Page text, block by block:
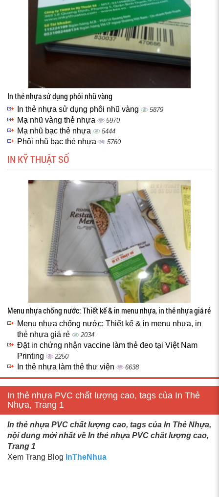
In thẻ nhựa sử dụng phôi nhũ vàng
In thẻ nhựa sử dụng phôi nhũ vàng 5879
Mạ nhũ vàng thẻ nhựa 5970
Mạ nhũ bạc thẻ nhựa 5444
Phôi nhũ bạc thẻ nhựa 5760
IN KỸ THUẬT SỐ
Menu nhựa chống nước: Thiết kế & in menu nhựa, in thẻ nhựa giá rẻ
Menu nhựa chống nước: Thiết kế & in menu nhựa, in
thẻ nhựa giá rẻ
2034
Đặt in chứng nhận vaccine làm thẻ đeo tại Việt Nam
Printing
2250
In thẻ nhựa làm thẻ thư viện 6638
In thẻ nhựa PVC chất lượng cao, tags của In Thẻ
Nhựa, Trang 1
In thẻ nhựa PVC chất lượng cao, tags của In Thẻ Nhựa,
nội dung mới nhất về In thẻ nhựa PVC chất lượng cao,
Trang 1
Xem Trang Blog InTheNhua